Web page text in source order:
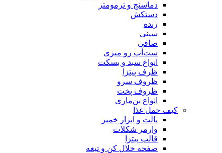
دماسنج و ترمومتر
دستکش
رنده
سینی
صافی
ست‌آپ رو میزی
انواع سبد و بسکت
ظرف پیتزا
ظروف سرو
ظروف پخت
انواع بن‌ماری
کیف حمل غذا
پالت و ابزار خمیر
وارمر شکلات
قالب پیتزا
صفحه خلال کن و تیغه